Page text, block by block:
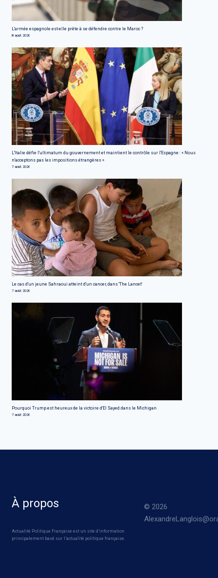
L'armée espagnole est-elle prête à se défendre contre le Maroc ?
8 août 2026
L'Italie défie l'ultimatum du gouvernement et maintient le contrôle sur l'Espagne : « Nous
n'acceptons pas les impositions étrangères »
7 août 2026
Le cas d'un jeune Sahraoui atteint d'un cancer, dans 'The Lancet'
7 août 2026
Pourquoi Trump est heureux de la victoire d'El Sayed dans le Michigan
7 août 2026
À propos
Actualité Politique Française est un site d’information
principalement basé sur l’actualité politique française.
© 2026